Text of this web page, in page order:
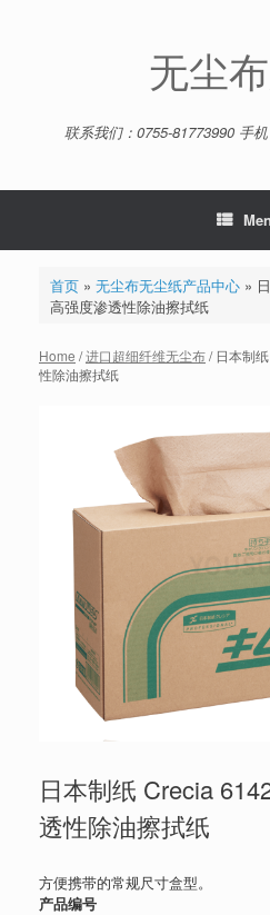
无尘
联系我们：0755-81773990 手
首页» 无尘布无尘纸产品中心»
高强度渗透性除油擦拭纸
Home /进口超细纤维无尘布/ 日本制
性除油擦拭纸
日本制纸 Crecia
透性除油擦拭纸
方便携带的常规尺寸盒型。
产品编号